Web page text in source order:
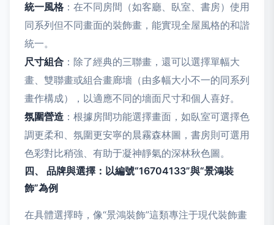
統一風格 ：在不同房間（如客廳、臥室、書房）使用
同系列但不同畫面的裝飾畫，能實現全屋風格的和諧
統一。
尺寸組合 ：除了經典的三聯畫，還可以選擇單幅大
畫、雙聯畫或組合畫廊墻（由多幅大小不一的同系列
畫作構成），以適應不同的墻面尺寸和個人喜好。
氛圍營造 ：根據房間功能選擇畫面，如臥室可選擇色
調更柔和、氛圍更安寧的晨霧森林圖，書房則可選用
色彩對比稍強、有助于凝神靜氣的深林秋色圖。
四、 品牌與選擇：以編號“16704133”與“景鴻裝
飾”為例
在具體選擇時，像“景鴻裝飾”這類專注于現代裝飾畫